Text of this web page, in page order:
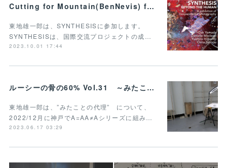
Cutting for Mountain(BenNevis) for SYNTHESIS BEYOND THE HUMAN
東地雄一郎は、SYNTHESISに参加します。
SYNTHESISは、国際交流プロジェクトの成…
2023.10.01 17:44
ルーシーの骨の60% Vol.31 ～みたことの代理(再思考)～ - Thinking about proxy for what we have seen(retake)
東地雄一郎は、”みたことの代理” について、
2022/12月に神戸でA=AA≠Aシリーズに組み…
2023.06.17 03:29